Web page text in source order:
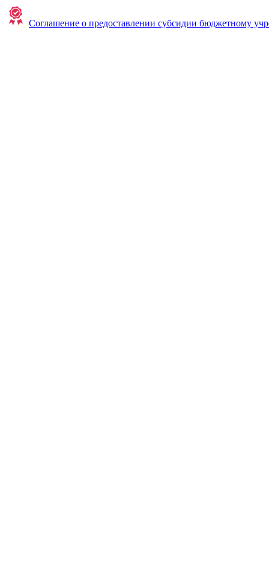
Соглашение о предоставлении субсидии бюджетному